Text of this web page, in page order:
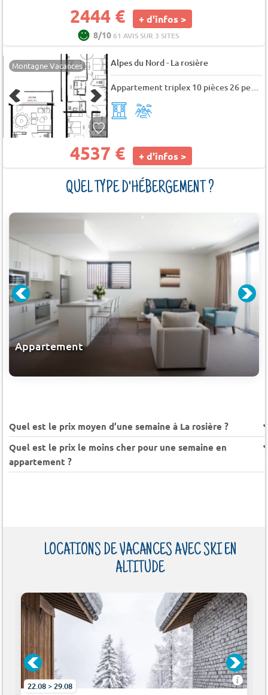
2444 € + d'infos >
8/1061 AVIS SUR 3 SITES
Montagne Vacances Alpes du Nord- La rosière
4537 € + d'infos >
QUEL TYPE D'HÉBERGEMENT ?
Appartement
Quel est le prix moyen d’une semaine à La rosière ?
Quel est le prix le moins cher pour une semaine en
appartement ?
LOCATIONS DE VACANCES AVEC SKI EN
ALTITUDE
22.08 > 29.08